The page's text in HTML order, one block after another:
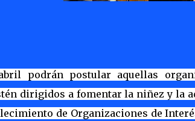
podrán postular aquellas
dirigidos a fomentar la niñez y la
de Organizaciones de